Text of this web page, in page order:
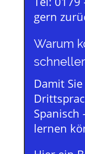
gern
Warum
Damit
lernen